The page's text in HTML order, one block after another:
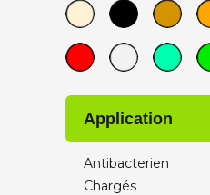
VOLUMIC ULTRA
X Strand
Zetamix by Nanoe
Application
Antibacterien
Chargés